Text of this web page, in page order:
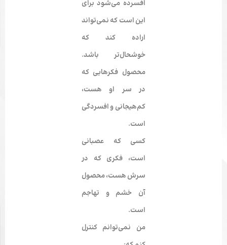
افسرده می‌شود برای
این است که نمی­‌تواند
اراده کند که
خوشحال‌­تر باشد.
محصول فکرهایی که
در سر او هست،
کم‌هیجانی و افسردگی
است.
کسی که عصبانی
است، فکری که در
سرش هست، محصول
آن خشم و تهاجم
است.
من نمی‌­توانم کنترل